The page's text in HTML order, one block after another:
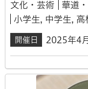
文化・芸術
華道
小学生, 中学生,
開催日 2025年4